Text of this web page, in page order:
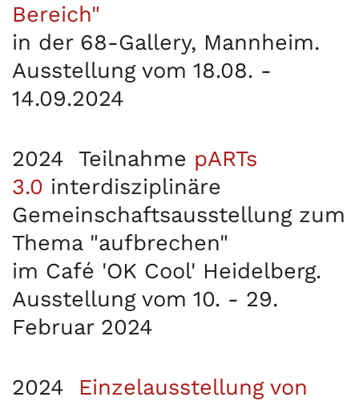
Bereich"
in der 68-Gallery, Mannheim.
Ausstellung vom 18.08. -
14.09.2024
2024 Teilnahme pARTs
3.0 interdisziplinäre
Gemeinschaftsausstellung zum
Thema "aufbrechen"
im Café 'OK Cool' Heidelberg.
Ausstellung vom 10. - 29.
Februar 2024
2024
Einzelausstellung von